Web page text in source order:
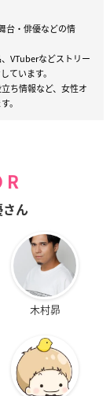
台・俳優などの情
VTuberなどストリー
ています。
ち情報など、女性オ
。
さん
木村昴